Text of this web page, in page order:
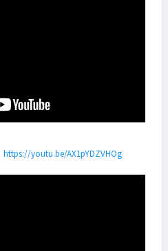
https://youtu.be/AX1pYDZVHOg